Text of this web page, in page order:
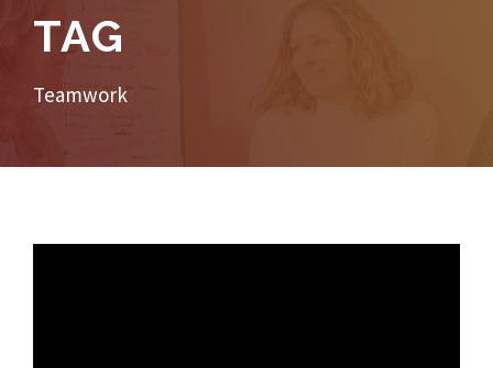
TAG
Teamwork